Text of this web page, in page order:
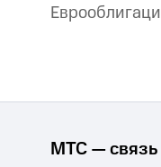
МТС — связь